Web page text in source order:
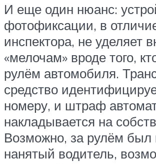
И еще один нюанс:
фотофиксации, в
инспектора, не уделяет
«мелочам» вроде того,
рулём автомобиля.
средство
номеру, и штраф
накладывается на
Возможно, за рулём был
нанятый водитель,